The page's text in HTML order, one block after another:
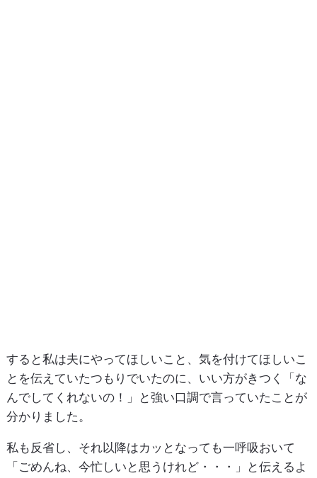
すると私は夫にやってほしいこと、気を付けてほしいこ
とを伝えていたつもりでいたのに、いい方がきつく「な
んでしてくれないの！」と強い口調で言っていたことが
分かりました。
私も反省し、それ以降はカッとなっても一呼吸おいて
「ごめんね、今忙しいと思うけれど・・・」と伝えるよ